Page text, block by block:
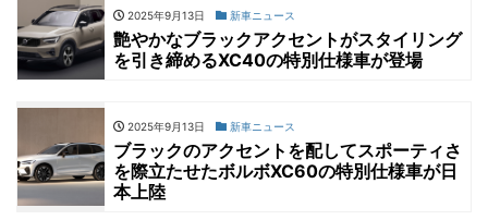
2025年9月13日 新車ニュース
艶やかなブラックアクセントがスタイリング
を引き締めるXC40の特別仕様車が登場
2025年9月13日 新車ニュース
ブラックのアクセントを配してスポーティさ
を際立たせたボルボXC60の特別仕様車が日
本上陸